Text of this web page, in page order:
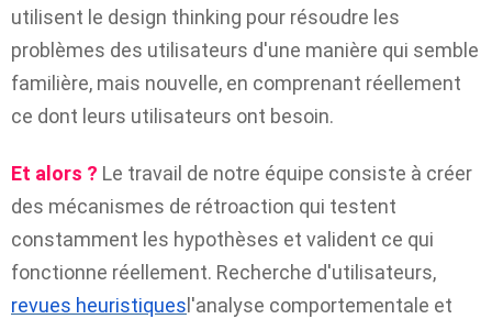
utilisent le design thinking pour résoudre les
problèmes des utilisateurs d'une manière qui semble
familière, mais nouvelle, en comprenant réellement
ce dont leurs utilisateurs ont besoin.
Et alors ? Le travail de notre équipe consiste à créer
des mécanismes de rétroaction qui testent
constamment les hypothèses et valident ce qui
fonctionne réellement. Recherche d'utilisateurs,
revues heuristiques l'analyse comportementale et